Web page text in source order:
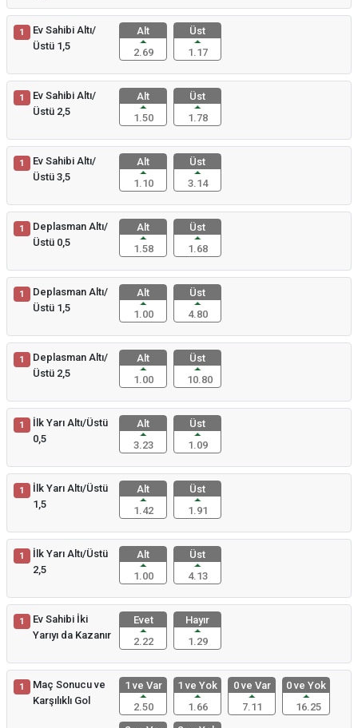
1
Ev Sahibi Altı/
Üstü 1,5
Alt
2.69
Üst
1.17
1
Ev Sahibi Altı/
Üstü 2,5
Alt
1.50
Üst
1.78
1
Ev Sahibi Altı/
Üstü 3,5
Alt
1.10
Üst
3.14
1
Deplasman Altı/
Üstü 0,5
Alt
1.58
Üst
1.68
1
Deplasman Altı/
Üstü 1,5
Alt
1.00
Üst
4.80
1
Deplasman Altı/
Üstü 2,5
Alt
1.00
Üst
10.80
1
İlk Yarı Altı/Üstü
0,5
Alt
3.23
Üst
1.09
1
İlk Yarı Altı/Üstü
1,5
Alt
1.42
Üst
1.91
1
İlk Yarı Altı/Üstü
2,5
Alt
1.00
Üst
4.13
1
Ev Sahibi İki
Yarıyı da Kazanır
Evet
2.22
Hayır
1.29
1
Maç Sonucu ve
Karşılıklı Gol
1 ve Var
2.50
1 ve Yok
1.66
0 ve Var
7.11
0 ve Yok
16.25